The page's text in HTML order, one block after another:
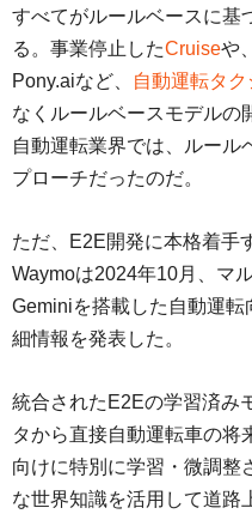
すべてがルールベースに基
る。事業停止したCruiseや
Pony.aiなど、
自動運転タク
なくルールベースモデルの
自動運転業界では、ルール
プローチだったのだ。
ただ、E2E開発に本格着手
Waymoは2024年10月、マ
Geminiを搭載した自動運
細情報を発表した。
統合されたE2Eの学習済み
タから直接自動運転車の将
向けに特別に学習・微調整
な世界知識を活用して道路